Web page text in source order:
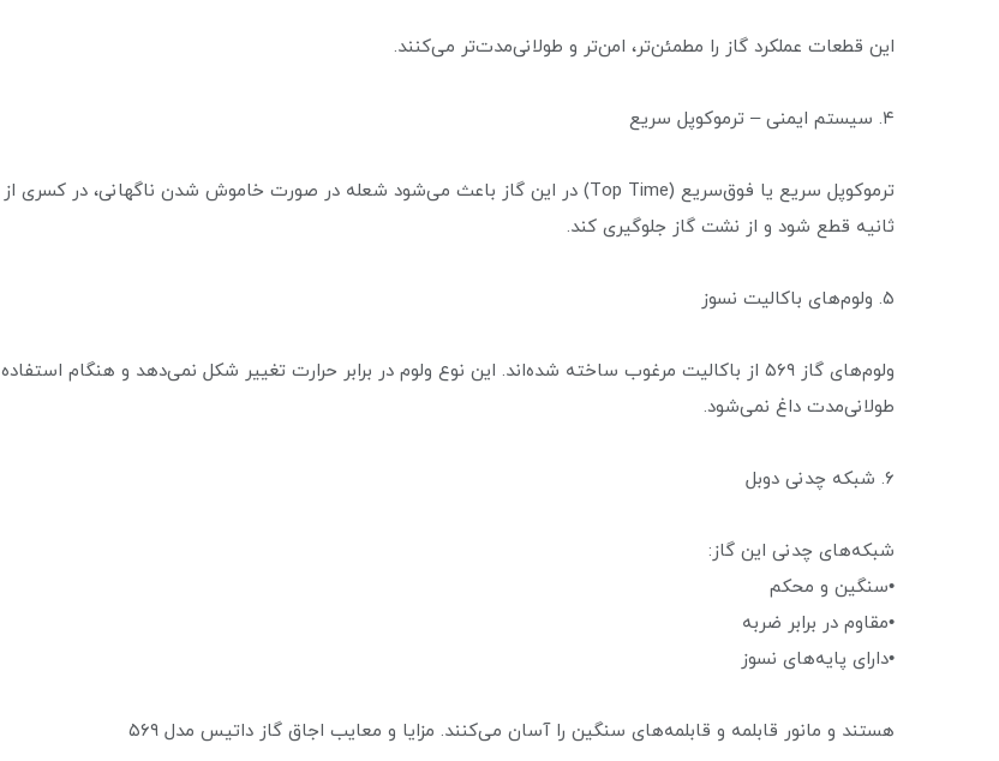
این قطعات عملکرد گاز را مطمئن‌تر، امن‌تر و طولانی‌مدت‌تر می‌کنند.
۴. سیستم ایمنی – ترموکوپل سریع
ترموکوپل سریع یا فوق‌سریع (Top Time) در این گاز باعث می‌شود شعله در صورت خاموش شدن ناگهانی، در کسری از
ثانیه قطع شود و از نشت گاز جلوگیری کند.
۵. ولوم‌های باکالیت نسوز
ولوم‌های گاز ۵۶۹ از باکالیت مرغوب ساخته شده‌اند. این نوع ولوم در برابر حرارت تغییر شکل نمی‌دهد و هنگام استفاده
طولانی‌مدت داغ نمی‌شود.
۶. شبکه چدنی دوبل
شبکه‌های چدنی این گاز:
•سنگین و محکم
•مقاوم در برابر ضربه
•دارای پایه‌های نسوز
هستند و مانور قابلمه و قابلمه‌های سنگین را آسان می‌کنند. مزایا و معایب اجاق گاز داتیس مدل ۵۶۹